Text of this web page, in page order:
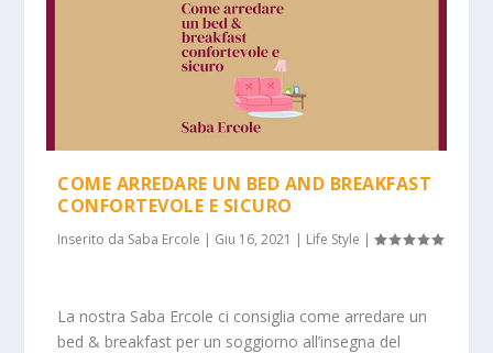
COME ARREDARE UN BED AND BREAKFAST
CONFORTEVOLE E SICURO
Inserito da Saba Ercole | Giu 16, 2021 | Life Style |
La nostra Saba Ercole ci consiglia come arredare un
bed & breakfast per un soggiorno all’insegna del